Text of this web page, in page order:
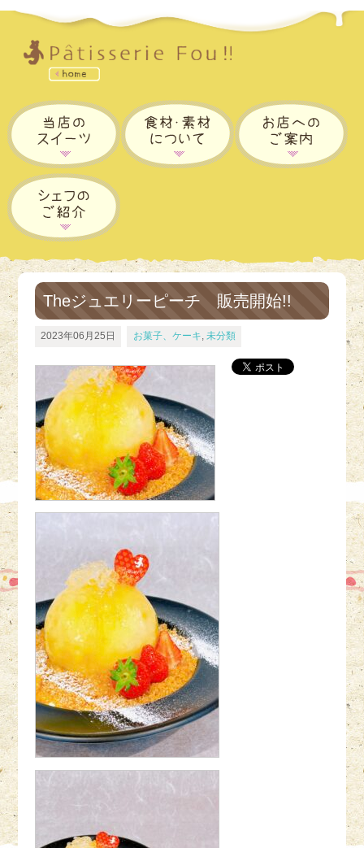
Theジュエリーピーチ 販売開始!!
2023年06月25日 お菓子、ケーキ, 未分類